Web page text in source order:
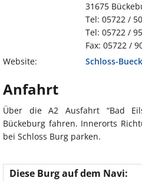
31675
Tel: 05722 /
Tel: 05722 /
Fax: 05722 /
Website:
Schloss-
Anfahrt
Über die A2 Ausfahrt “Bad
Bückeburg fahren. Innerorts
bei Schloss Burg parken.
Diese Burg auf dem Navi: